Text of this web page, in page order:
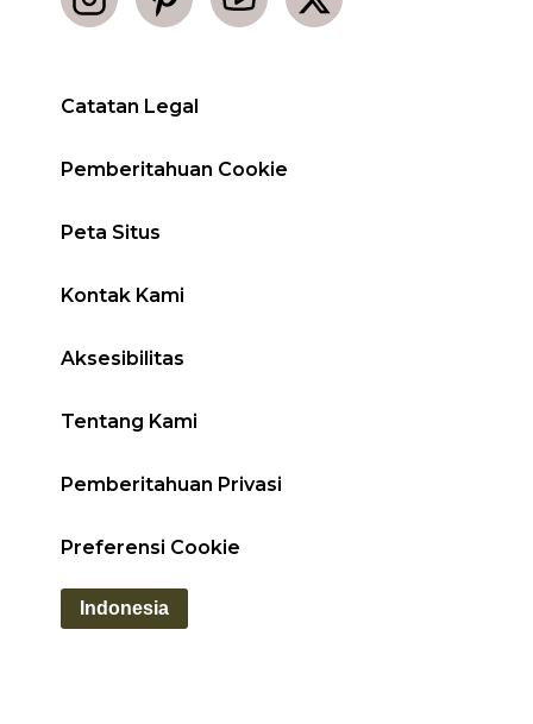
Catatan Legal
Pemberitahuan Cookie
Peta Situs
Kontak Kami
Aksesibilitas
Tentang Kami
Pemberitahuan Privasi
Preferensi Cookie
Indonesia